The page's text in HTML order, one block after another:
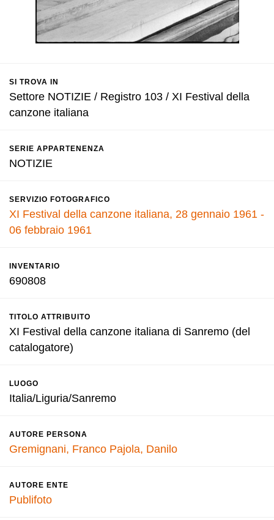
SI TROVA IN
Settore NOTIZIE / Registro 103 / XI Festival della
canzone italiana
SERIE APPARTENENZA
NOTIZIE
SERVIZIO FOTOGRAFICO
XI Festival della canzone italiana, 28 gennaio 1961 -
06 febbraio 1961
INVENTARIO
690808
TITOLO ATTRIBUITO
XI Festival della canzone italiana di Sanremo (del
catalogatore)
LUOGO
Italia/Liguria/Sanremo
AUTORE PERSONA
Gremignani, Franco Pajola, Danilo
AUTORE ENTE
Publifoto